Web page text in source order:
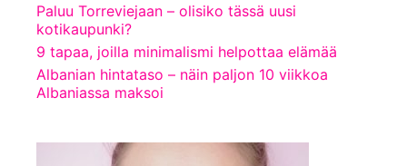
Paluu Torreviejaan – olisiko tässä uusi
kotikaupunki?
9 tapaa, joilla minimalismi helpottaa elämää
Albanian hintataso – näin paljon 10 viikkoa
Albaniassa maksoi